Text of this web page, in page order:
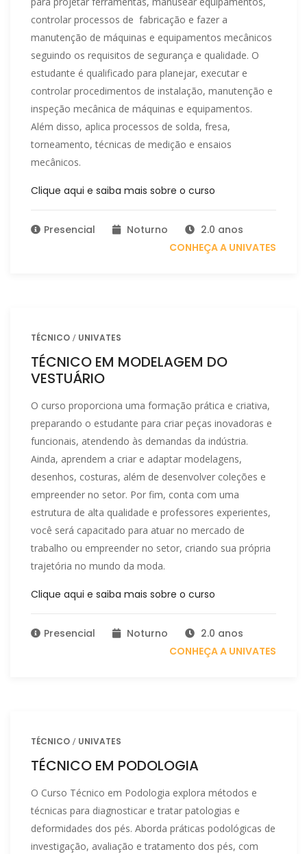
controlar processos de fabricação e fazer a
manutenção de máquinas e equipamentos mecânicos
seguindo os requisitos de segurança e qualidade. O
estudante é qualificado para planejar, executar e
controlar procedimentos de instalação, manutenção e
inspeção mecânica de máquinas e equipamentos.
Além disso, aplica processos de solda, fresa,
torneamento, técnicas de medição e ensaios
mecânicos.
Clique aqui e saiba mais sobre o curso
Presencial Noturno
2.0 anos
CONHEÇA A UNIVATES
TÉCNICO UNIVATES
TÉCNICO EM MODELAGEM DO
VESTUÁRIO
O curso proporciona uma formação prática e criativa,
preparando o estudante para criar peças inovadoras e
funcionais, atendendo às demandas da indústria.
Ainda, aprendem a criar e adaptar modelagens,
desenhos, costuras, além de desenvolver coleções e
empreender no setor. Por fim, conta com uma
estrutura de alta qualidade e professores experientes,
você será capacitado para atuar no mercado de
trabalho ou empreender no setor, criando sua própria
trajetória no mundo da moda.
Clique aqui e saiba mais sobre o curso
Presencial Noturno
2.0 anos
CONHEÇA A UNIVATES
TÉCNICO UNIVATES
TÉCNICO EM PODOLOGIA
O Curso Técnico em Podologia explora métodos e
técnicas para diagnosticar e tratar patologias e
deformidades dos pés. Aborda práticas podológicas de
investigação, avaliação e tratamento dos pés, com